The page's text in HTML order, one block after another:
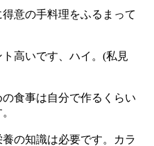
意の手料理をふるまって
高いです、ハイ。(私見
食事は自分で作るくらい
の知識は必要です。カラ